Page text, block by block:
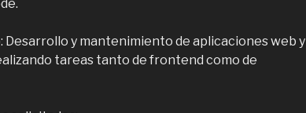
Desarrollo y mantenimiento de aplicaciones web y
tareas tanto de frontend como de